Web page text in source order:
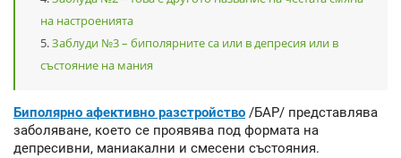
на настроенията
Заблуди №3 – биполярните са или в депресия или в
състояние на мания
Биполярно афективно разстройство /БАР/ представлява
заболяване, което се проявява под формата на
депресивни, маниакални и смесени състояния.